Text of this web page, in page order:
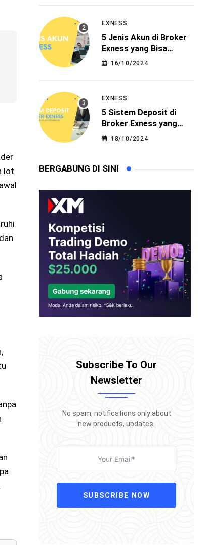
lot
EXNESS
5 Jenis Akun di Broker
Exness yang Bisa
Menjadi Pilihan
16/10/2024
EXNESS
5 Sistem Deposit di
Broker Exness yang
Paling Mudah
18/10/2024
BERGABUNG DI SINI
Subscribe To Our
Newsletter
No spam, notifications only about
new products, updates.
SUBSCRIBE NOW